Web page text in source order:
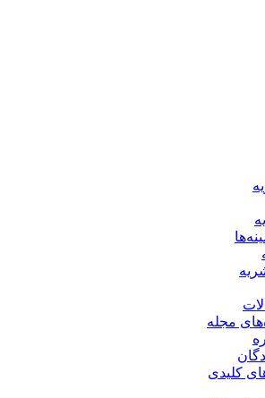
مجله
کلیدی